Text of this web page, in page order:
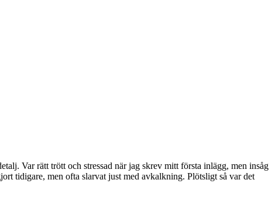
Var rätt trött och stressad när jag skrev mitt första inlägg, men insåg
tidigare, men ofta slarvat just med avkalkning. Plötsligt så var det